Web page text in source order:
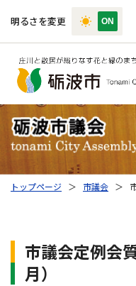
明るさを変更
トップページ ＞ 市議会 ＞
市議会定例会
月）